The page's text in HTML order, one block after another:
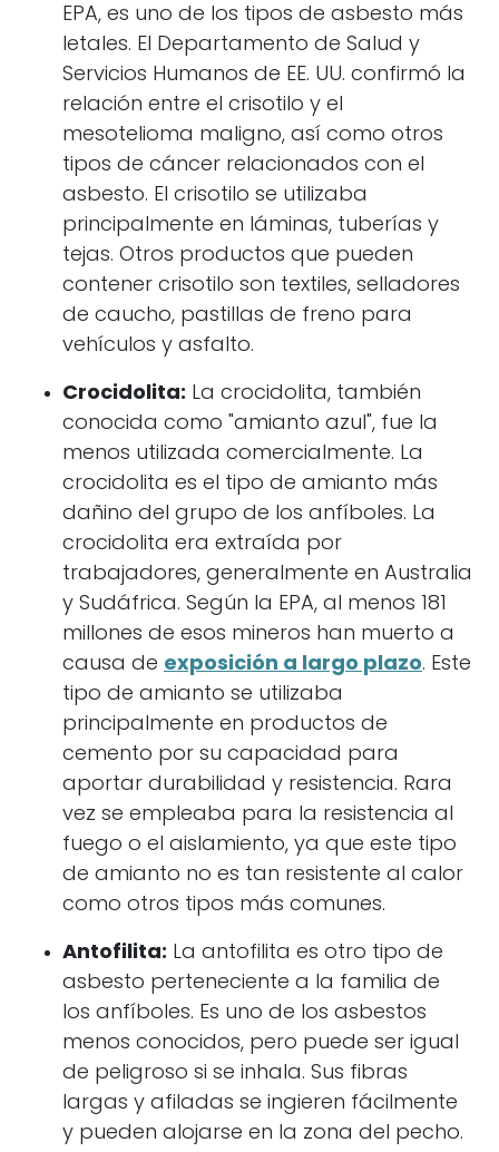
EPA, es uno de los tipos de asbesto más
letales. El Departamento de Salud y
Servicios Humanos de EE. UU. confirmó la
relación entre el crisotilo y el
mesotelioma maligno, así como otros
tipos de cáncer relacionados con el
asbesto. El crisotilo se utilizaba
principalmente en láminas, tuberías y
tejas. Otros productos que pueden
contener crisotilo son textiles, selladores
de caucho, pastillas de freno para
vehículos y asfalto.
Crocidolita: La crocidolita, también
conocida como "amianto azul", fue la
menos utilizada comercialmente. La
crocidolita es el tipo de amianto más
dañino del grupo de los anfíboles. La
crocidolita era extraída por
trabajadores, generalmente en Australia
y Sudáfrica. Según la EPA, al menos 181
millones de esos mineros han muerto a
causa de exposición a largo plazo. Este
tipo de amianto se utilizaba
principalmente en productos de
cemento por su capacidad para
aportar durabilidad y resistencia. Rara
vez se empleaba para la resistencia al
fuego o el aislamiento, ya que este tipo
de amianto no es tan resistente al calor
como otros tipos más comunes.
Antofilita: La antofilita es otro tipo de
asbesto perteneciente a la familia de
los anfíboles. Es uno de los asbestos
menos conocidos, pero puede ser igual
de peligroso si se inhala. Sus fibras
largas y afiladas se ingieren fácilmente
y pueden alojarse en la zona del pecho.